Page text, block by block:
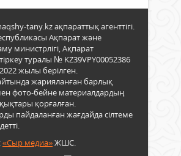
tany.kz ақпараттық агенттігі.
Ақпарат және
министрлігі, Ақпарат
туралы № KZ39VPY00052386
жылы берілген.
жарияланған барлық
фото-бейне материалдардың
қорғалған.
пайдаланған жағдайда сілтеме
«Сыр медиа»ЖШС.